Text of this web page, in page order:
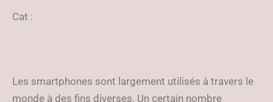
Cat :
Les smartphones sont largement utilisés à travers le
monde à des fins diverses. Un certain nombre